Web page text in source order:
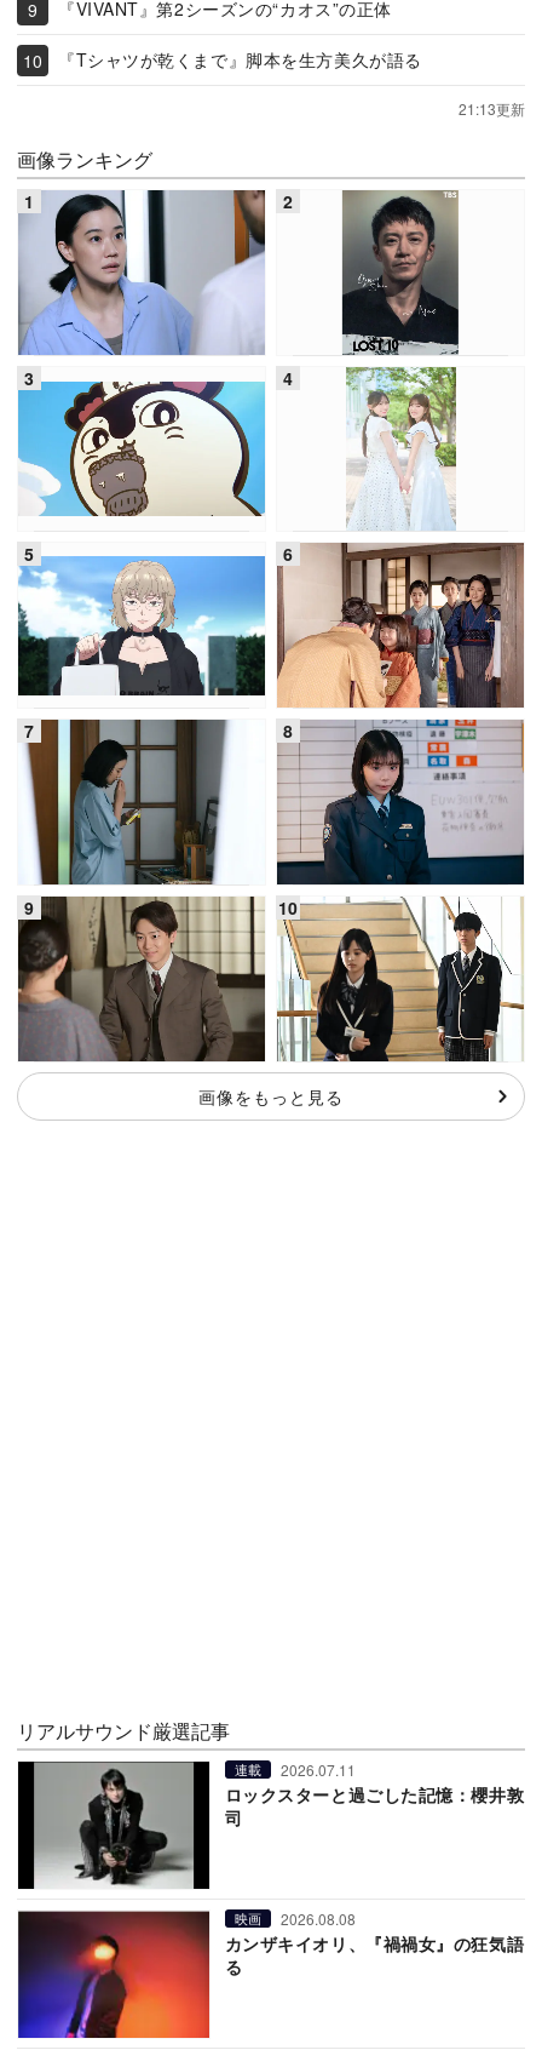
『VIVANT』第2シーズンの“カオス”の正体
『Tシャツが乾くまで』脚本を生方美久が語る
21:13更新
画像ランキング
画像をもっと見る
リアルサウンド厳選記事
連載 2026.07.11
ロックスターと過ごした記憶：櫻井敦
司
映画 2026.08.08
カンザキイオリ、『禍禍女』の狂気語
る